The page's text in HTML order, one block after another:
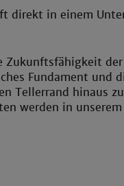
direkt in einem
Zukunftsfähigkeit
Fundament und
Tellerrand hinaus
werden in